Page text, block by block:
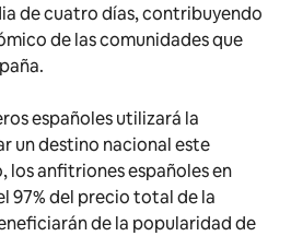
de cuatro días, contribuyendo
de las comunidades que
españoles utilizará la
un destino nacional este
los anfitriones españoles en
97% del precio total de la
de la popularidad de